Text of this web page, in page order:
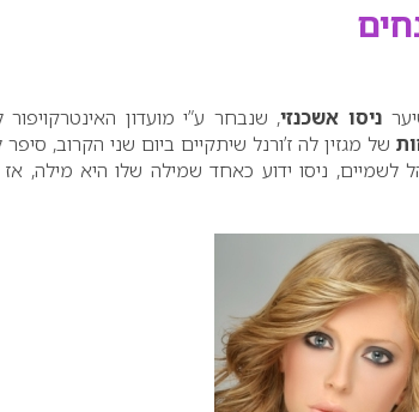
ניסו אשכנזי, שנבחר ע”י מועדון האינטרקויפור
של מגזין לה ז’ורנל שיתקיים ביום שני הקרוב, סיפר
ניסו ידוע כאחד שמילה שלו היא מילה, אז